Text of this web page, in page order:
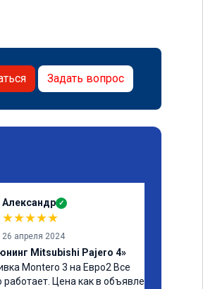
Задать вопрос
Александр ✓
★★★★★
26 апреля 2024
Mitsubishi Pajero 4»
Montero 3 на Евро2 Все
Цена как в объявлении.